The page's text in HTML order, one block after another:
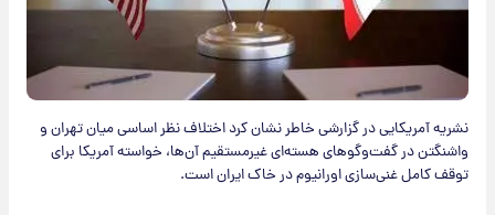
​نشریه آمریکایی در گزارشی خاطر نشان کرد اختلاف نظر اساسی میان تهران و
واشنگتن در گفت‌وگوهای هسته‌ای غیرمستقیم آن‌ها، خواسته آمریکا برای
توقف کامل غنی‌سازی اورانیوم در خاک ایران است.